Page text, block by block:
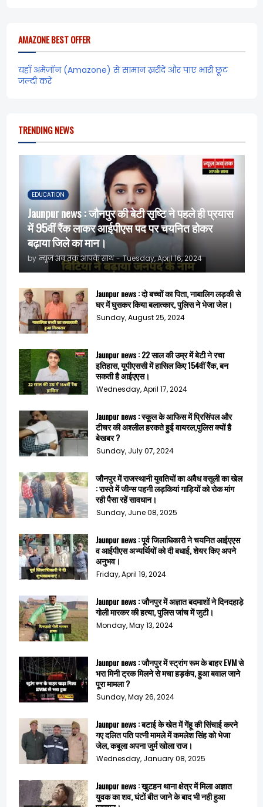
AMAZONE BEST OFFER
यहाँ अमेज़ॉन (Amazone) से सामान ख़रीदें और पाए भारी छूट
जल्दी करें
TRENDING NEWS
EDUCATION
Jaunpur news : जौनपुर की बेटी सृष्टि ने पहले ही प्रयास
में 95वीं रैंक लाकर आईपीएस पद पर चयनित होकर
बढ़ाया जिले का मान।
by न्यूज़ अब तक आपके साथ - Tuesday, April 16, 2024
Jaunpur news : दो बच्चों का पिता, नाबालिग लड़की से
घर में घुसकर किया बलात्कार, पुलिस ने भेजा जेल।
Sunday, August 25, 2024
Jaunpur news : 22 साल की उम्र में बेटी ने रचा
इतिहास, यूपीएससी में हासिल किए 154वीं रैंक, बन
सकती है आईएएस।
Wednesday, April 17, 2024
Jaunpur news : स्कूल के आफिस में प्रिसिंपल और
टीचर की अश्लील हरकते हुई वायरल,पुलिस क्यों है
बेखबर ?
Sunday, July 07, 2024
जौनपुर में राजस्थानी युवतियों का अवैध वसूली का खेल
: रास्ते में जीन्स पहनी लड़कियां गाड़ियों को रोक मांग
रही पैसा रहें सावधान।
Sunday, June 08, 2025
Jaunpur news : पूर्व जिलाधिकारी ने चयनित आईएएस
व आईपीएस अभ्यर्थियों को दी बधाई, शेयर किए अपने
अनुभव।
Friday, April 19, 2024
Jaunpur news : जौनपुर में अज्ञात बदमाशों ने दिनदहाड़े
गोली मारकर की हत्या, पुलिस जांच में जुटी।
Monday, May 13, 2024
Jaunpur news : जौनपुर में स्ट्रांग रूम के बाहर EVM से
भरा मिनी ट्रक मिलने से मचा हड़कंप, हुआ बवाल जाने
पूरा मामला ?
Sunday, May 26, 2024
Jaunpur news : बटाई के खेत में गेंहू की सिंचाई करने
गए दलित पति पत्नी मामले में कमलेश सिंह को भेजा
जेल, कबूला अपना जुर्म खोला राज।
Wednesday, January 08, 2025
Jaunpur news : खुटहन थाना क्षेत्र में मिला अज्ञात
युवक का शव, घंटों बीत जाने के बाद भी नही हुआ